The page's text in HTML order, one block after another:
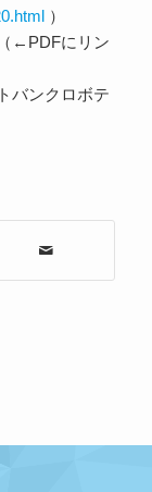
）
←PDFにリン
バンクロボテ